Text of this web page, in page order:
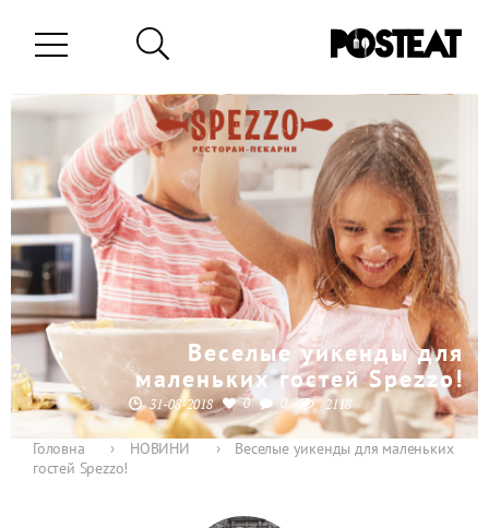
Веселые уикенды для
маленьких гостей Spezzo!
31-08-2018 0 0 2118
Головна › НОВИНИ ›
Веселые уикенды для маленьких
гостей Spezzo!